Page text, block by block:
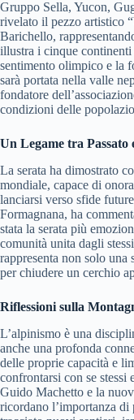
Gruppo Sella, Yucon,
rivelato il pezzo artistico
Barichello,
illustra i cinque
sentimento olimpico e la
sarà portata nella valle
fondatore
condizioni delle
Un Legame tra Passato
La serata ha dimostrato
mondiale, capace di
lanciarsi verso sfide
Formagnana, ha
stata la serata più
comunità unita dagli
rappresenta non solo
per chiudere un cerchio
Riflessioni sulla
L’alpinismo è una
anche una profonda
delle proprie capacità e
confrontarsi con se stessi
Guido Machetto e la
ricordano l’importanza di